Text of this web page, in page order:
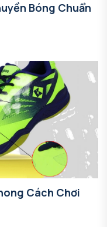
Bóng Chuẩn
Cách Chơi